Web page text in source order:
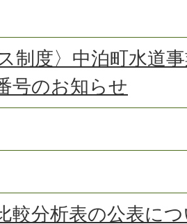
制度〉中泊町水道
号のお知らせ
較分析表の公表に